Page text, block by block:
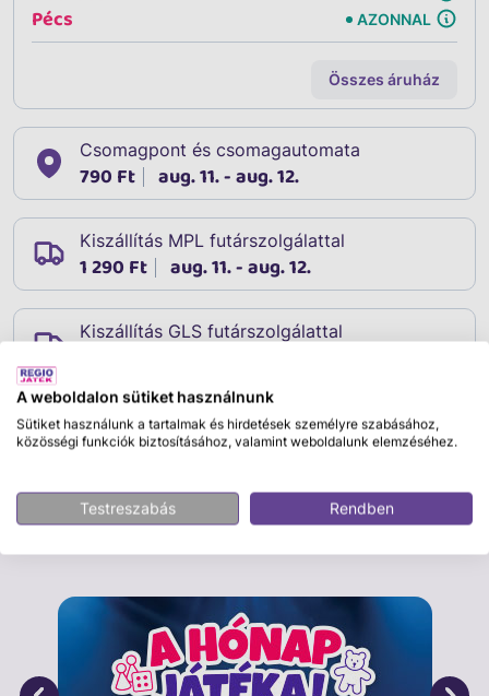
Pécs AZONNAL
Összes áruház
Csomagpont és csomagautomata
790 Ft aug. 11. - aug. 12.
Kiszállítás MPL futárszolgálattal
1 290 Ft aug. 11. - aug. 12.
Kiszállítás GLS futárszolgálattal
A weboldalon sütiket használnunk
Sütiket használunk a tartalmak és hirdetések személyre szabásához,
közösségi funkciók biztosításához, valamint weboldalunk elemzéséhez.
Testreszabás Rendben